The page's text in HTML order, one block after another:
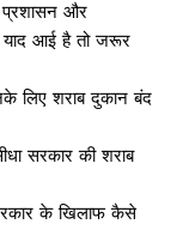
और
याद आई है तो जरूर
लिए शराब दुकान बंद
सरकार की शराब
के खिलाफ कैसे